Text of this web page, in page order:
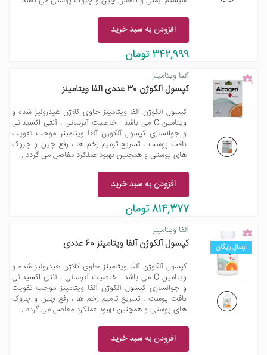
افزودن به سبد خرید
342,999 تومان
آلفا ویتامینز
کپسول آلکوژن 30 عددی آلفا ویتامینز
کپسول آلکوژن آلفا ویتامینز حاوی کلاژن هیدرولیز شده و
ویتامین C می باشد . خاصیت آبرسانی ، آنتی اکسیدانی
و جوانسازی کپسول آلکوژن آلفا ویتامینز موجب تقویت
بافت پوست ، تسریع ترمیم زخم ها ، رفع چین و چروک
های پوستی و همچنین بهبود عملکرد مفاصل می گردد .
افزودن به سبد خرید
814,377 تومان
ارسال رایگان
آلفا ویتامینز
کپسول آلکوژن آلفا ویتامینز 60 عددی
کپسول آلکوژن آلفا ویتامینز حاوی کلاژن هیدرولیز شده و
ویتامین C می باشد . خاصیت آبرسانی ، آنتی اکسیدانی
و جوانسازی کپسول آلکوژن آلفا ویتامینز موجب تقویت
بافت پوست ، تسریع ترمیم زخم ها ، رفع چین و چروک
های پوستی و همچنین بهبود عملکرد مفاصل می گردد .
افزودن به سبد خرید